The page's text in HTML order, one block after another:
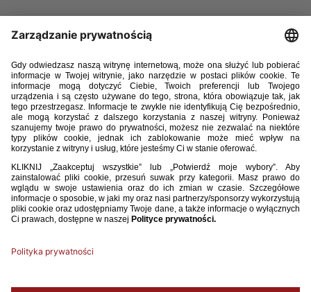
II trener: Grzegorz Żytkiewicz
Trener przygotowania motorycznego:Maciej Listowski
Trener bramkarzy: Jacek Skrzyński
Analityk:Bartosz Grzelak